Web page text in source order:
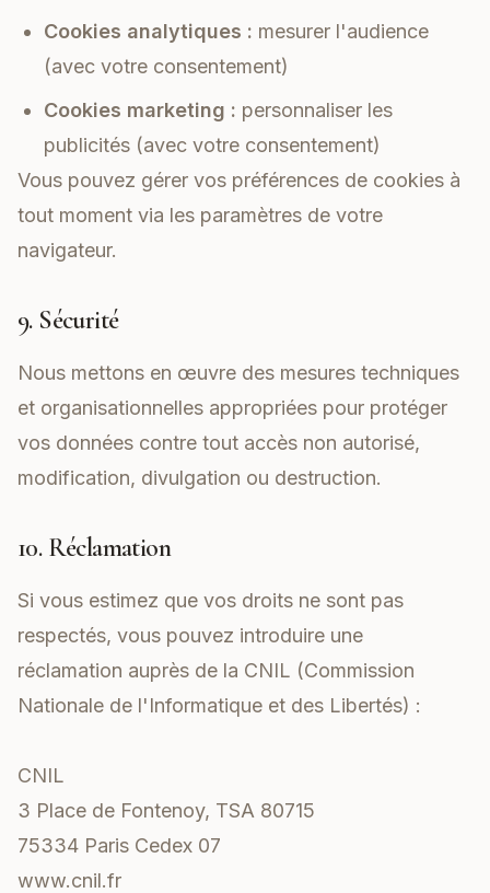
Cookies analytiques : mesurer l'audience
(avec votre consentement)
Cookies marketing : personnaliser les
publicités (avec votre consentement)
Vous pouvez gérer vos préférences de cookies à
tout moment via les paramètres de votre
navigateur.
9. Sécurité
Nous mettons en œuvre des mesures techniques
et organisationnelles appropriées pour protéger
vos données contre tout accès non autorisé,
modification, divulgation ou destruction.
10. Réclamation
Si vous estimez que vos droits ne sont pas
respectés, vous pouvez introduire une
réclamation auprès de la CNIL (Commission
Nationale de l'Informatique et des Libertés) :
CNIL
3 Place de Fontenoy, TSA 80715
75334 Paris Cedex 07
www.cnil.fr